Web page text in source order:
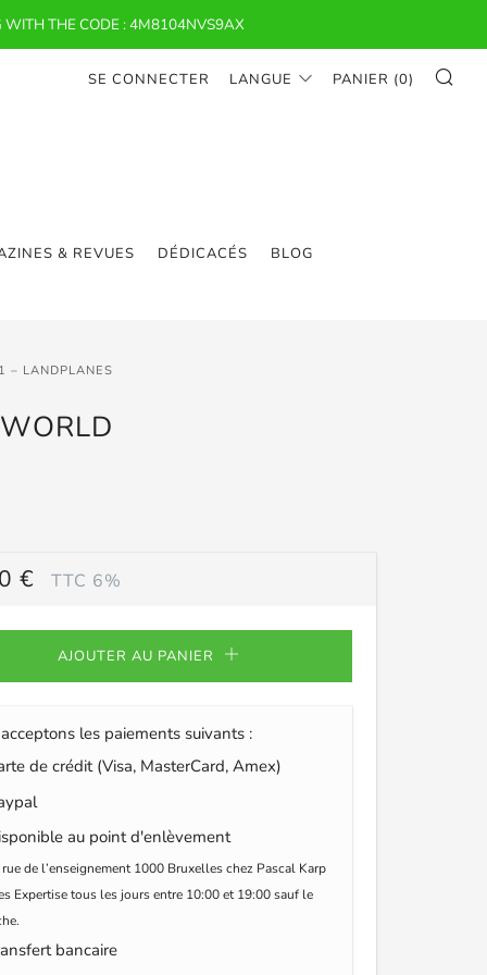
WITH THE CODE : 4M8104NVS9AX
& REVUES DÉDICACÉS
BLOG
SE CONNECTER LANGUE PANIER (0)
– LANDPLANES
€ TTC 6%
AJOUTER AU PANIER
les paiements suivants :
de crédit (Visa, MasterCard, Amex)
au point d'enlèvement
de l’enseignement 1000 Bruxelles chez Pascal Karp
Expertise tous les jours entre 10:00 et 19:00 sauf le
bancaire